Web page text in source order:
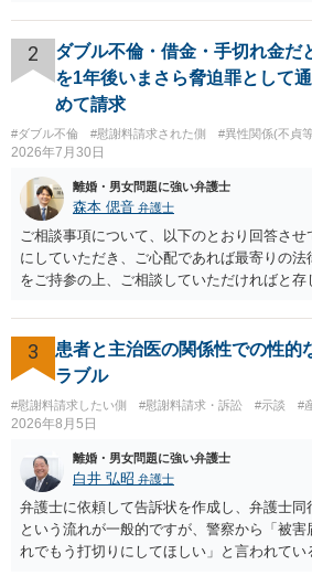
れていますので、通常は、病気や事故によ
療費その他これに類する特別支出を念頭に
です。したがって、大学の入学金、授業料
ついてまで、「この条項があるから当然に半
は言いにくいと思われます。なお、通常、大
担すべきかについては、離婚時の合意内容の
学進学についての父母の認識、父母の学歴・
や費用などを踏まえて個別に検討することに
の条項において、養育費の終期についてどの
か、大学進学に関する定めの有無、「教育費
定めの有無等について確認する必要があると
2
ダブル不倫・借金・手切れ金だ
を1年後いまさら脅迫罪として
めて請求
#ダブル不倫 #慰謝料請求された側 #異性関係(不貞
2026年7月30日
離婚・男女問題に強い弁護士
森本 偲音 弁護士
ご相談事項について、以下のとおり回答さ
にしていただき、ご心配であれば最寄りの
をご持参の上、ご相談していただければと
される可能性はあるのか ⇒LINEを含む１０
やり取り等の経緯、誓約書の内容等を踏ま
の 金銭であったと評価される可能性はある
切関与しないなら100万円振り込む」という
どの程度証拠価値があるのか ⇒前後のやり取
を見ない限り、具体的な判断はできませんが
と考えます。 ③ 借用書があっても、後から
することは認められるのか。 ⇒おそらく１０
取る正当な権利がないのに利益を取得した
るものかと推察しますので、 貸金返還では
は現在、収入も不安定で貯金もなくリボ払い
今年に再婚したが主人はお金に厳しい為、
3
患者と主治医の関係性での性的
ラブル
#慰謝料請求したい側 #慰謝料請求・訴訟 #示談 #
2026年8月5日
離婚・男女問題に強い弁護士
白井 弘昭 弁護士
弁護士に依頼して告訴状を作成し、弁護士同
という流れが一般的ですが、警察から「被
れでもう打切りにしてほしい」と言われて